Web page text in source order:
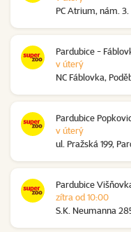
PC Atrium, nám.
Pardubice -
NC Fáblovka,
v úterý
Pardubice
ul. Pražská 199,
v úterý
Pardubice
S.K. Neumanna
zítra od 10:00